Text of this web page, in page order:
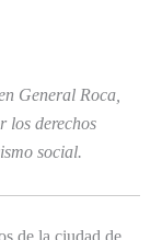
General Roca,
los derechos
social.
de la ciudad de